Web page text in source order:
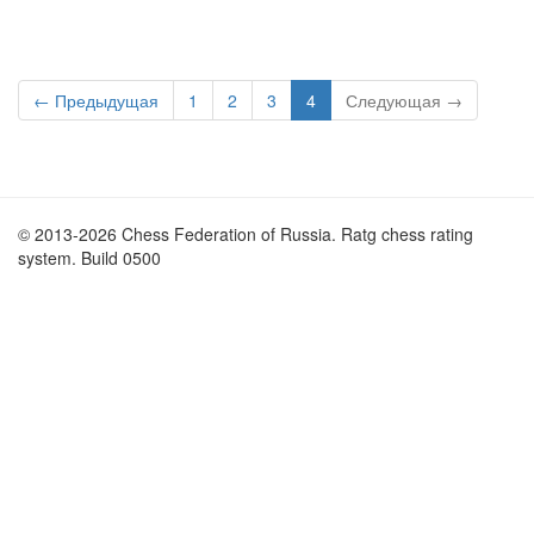
← Предыдущая 1 2 3 4 Следующая →
© 2013-2026 Chess Federation of Russia. Ratg chess rating
system. Build 0500